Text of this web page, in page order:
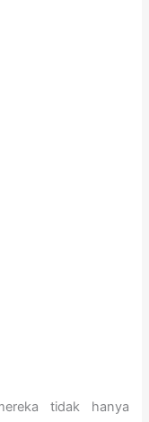
tidak hanya